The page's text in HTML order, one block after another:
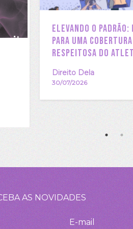
Elevando o
para uma
Respeitosa do
Direito Dela
30/07/2026
AS NOVIDADES
E-mail